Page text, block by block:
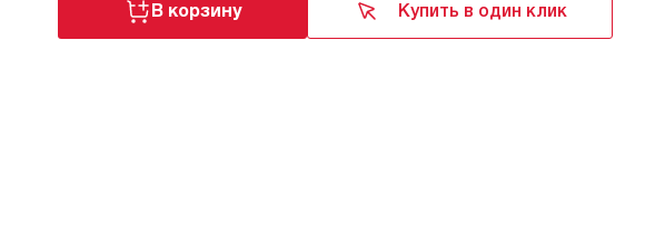
В корзину Купить в один клик